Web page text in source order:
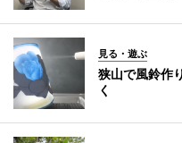
見る・遊ぶ
狭山で風鈴作
く